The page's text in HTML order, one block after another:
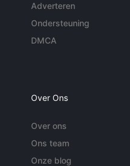
Adverteren
Ondersteuning
DMCA
Over Ons
Over ons
Ons team
Onze blog